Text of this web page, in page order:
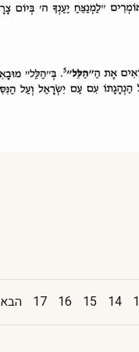
14
15
16
17 הבא